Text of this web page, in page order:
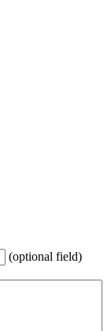
(optional field)